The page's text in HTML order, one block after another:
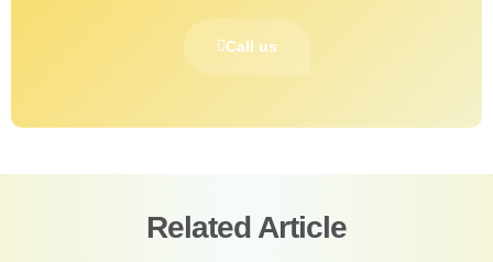
Call us
Related Article